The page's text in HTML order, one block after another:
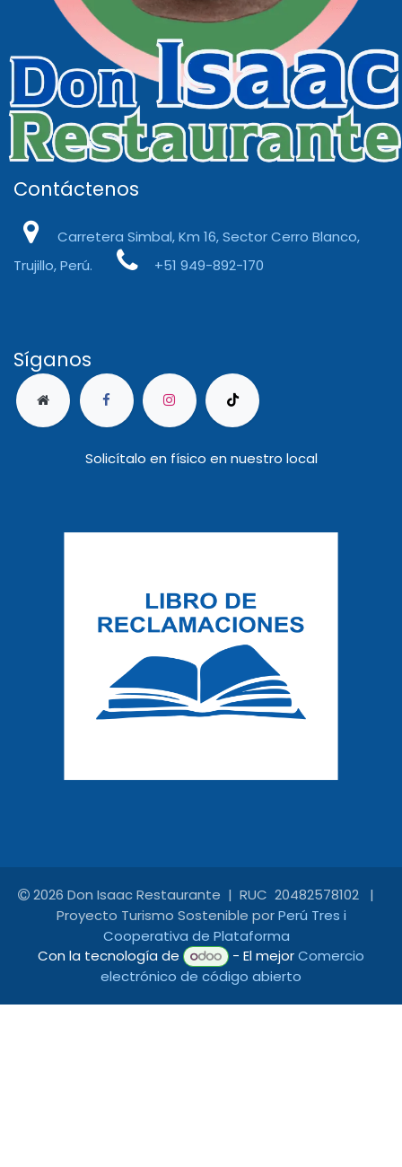
Contáctenos
Carretera Simbal, Km 16, Sector Cerro Blanco,
Trujillo, Perú.
+51 949-892-170
Síganos
Solicítalo en físico en nuestro local
2026 Don Isaac Restaurante | RUC 20482578102 |
Proyecto Turismo Sostenible porPerú Tres i
Cooperativa de Plataforma
Con la tecnología de
- El mejorComercio
electrónico de código abierto